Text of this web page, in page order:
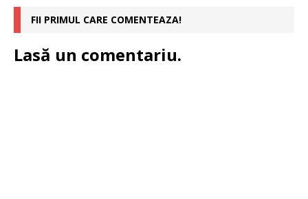
FII PRIMUL CARE COMENTEAZA!
Lasă un comentariu.